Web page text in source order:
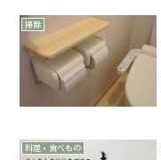
掃除
料理・食べもの